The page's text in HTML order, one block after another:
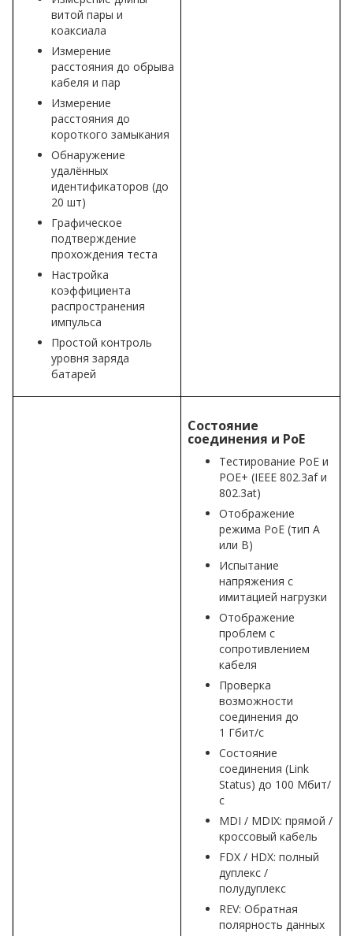
витой пары и
коаксиала
Измерение
расстояния до обрыва
кабеля и пар
Измерение
расстояния до
короткого замыкания
Обнаружение
удалённых
идентификаторов (до
20 шт)
Графическое
подтверждение
прохождения теста
Настройка
коэффициента
распространения
импульса
Простой контроль
уровня заряда
батарей
Состояние
соединения и PoE
Тестирование PoE и
POE+ (IEEE 802.3af и
802.3at)
Отображение
режима PoE (тип А
или В)
Испытание
напряжения с
имитацией нагрузки
Отображение
проблем с
сопротивлением
кабеля
Проверка
возможности
соединения до
1 Гбит/с
Состояние
соединения (Link
Status) до 100 Мбит/
с
MDI / MDIX: прямой /
кроссовый кабель
FDX / HDX: полный
дуплекс /
полудуплекс
REV: Обратная
полярность данных